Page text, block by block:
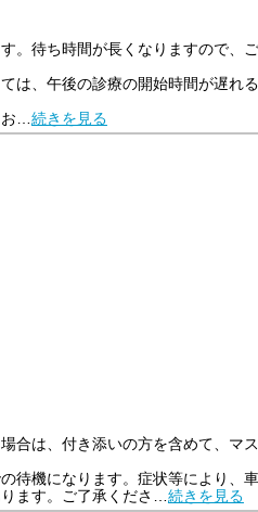
。待ち時間が長くなりますので、
は、午後の診療の開始時間が遅れ
続きを見る
合は、付き添いの方を含めて、マ
待機になります。症状等により、
ます。ご了承くださ
続きを見る